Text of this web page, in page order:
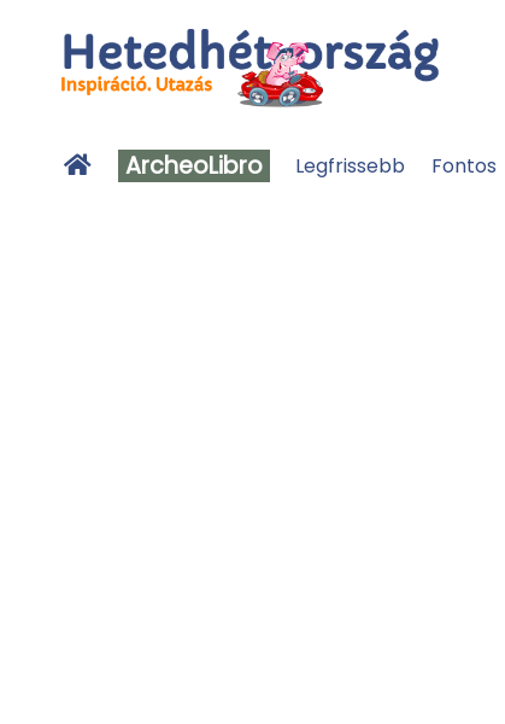
ArcheoLibro Legfrissebb Fontos